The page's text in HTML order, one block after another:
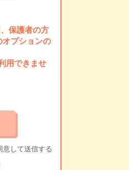
保護者の方
プションの
用できませ
意して送信する